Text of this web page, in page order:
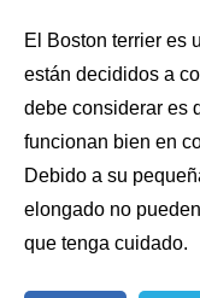
El Boston terrier es
están decididos a
debe considerar es
funcionan bien en
Debido a su
elongado no
que tenga cuidado.